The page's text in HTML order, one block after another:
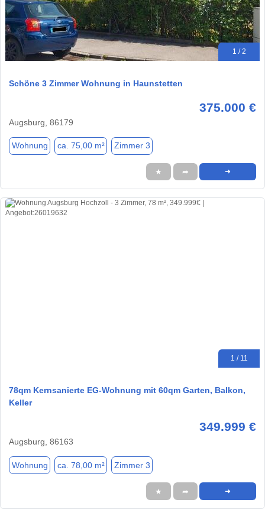
1 / 2
Schöne 3 Zimmer Wohnung in Haunstetten
375.000 €
Augsburg, 86179
Wohnung ca. 75,00 m² Zimmer 3
★ ➦ ➜
1 / 11
78qm Kernsanierte EG-Wohnung mit 60qm Garten, Balkon,
Keller
349.999 €
Augsburg, 86163
Wohnung ca. 78,00 m² Zimmer 3
★ ➦ ➜